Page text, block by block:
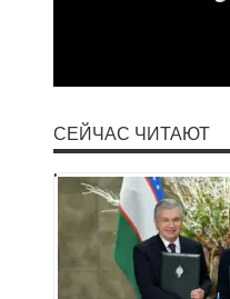
СЕЙЧАС ЧИТАЮТ